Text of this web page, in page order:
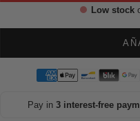
Low stock
Pay in3 interest-free